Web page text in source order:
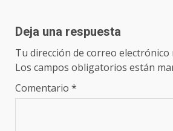
Deja una respuesta
Tu dirección de correo electrónico
Los campos obligatorios están
Comentario *